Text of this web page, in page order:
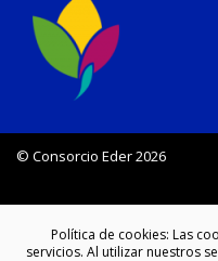
© Consorcio Eder 2026
Política de cookies: Las
servicios. Al utilizar nuestros